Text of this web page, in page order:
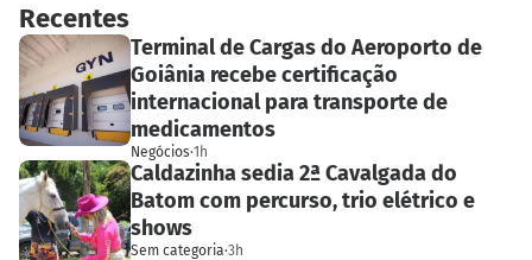
Recentes
Terminal de Cargas do Aeroporto de
Goiânia recebe certificação
internacional para transporte de
medicamentos
Negócios·1h
Caldazinha sedia 2ª Cavalgada do
Batom com percurso, trio elétrico e
shows
Sem categoria·3h